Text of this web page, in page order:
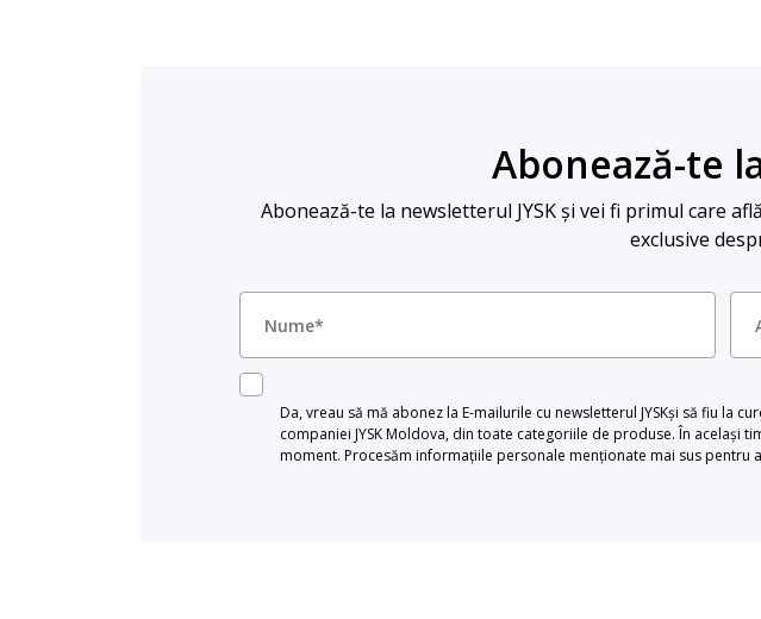
Abonează-te
Abonează-te la newsletterul JYSK și vei fi primul care
exclusive
Da, vreau să mă abonez la E-mailurile cu newsletterul JYSKși să fiu
companiei JYSK Moldova, din toate categoriile de produse. În
moment. Procesăm informațiile personale menționate mai sus